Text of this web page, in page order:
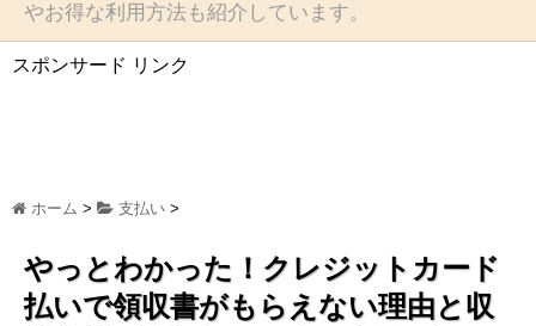
やお得な利用方法も紹介しています。
スポンサード リンク
ホーム > 支払い >
やっとわかった！クレジットカード
払いで領収書がもらえない理由と収